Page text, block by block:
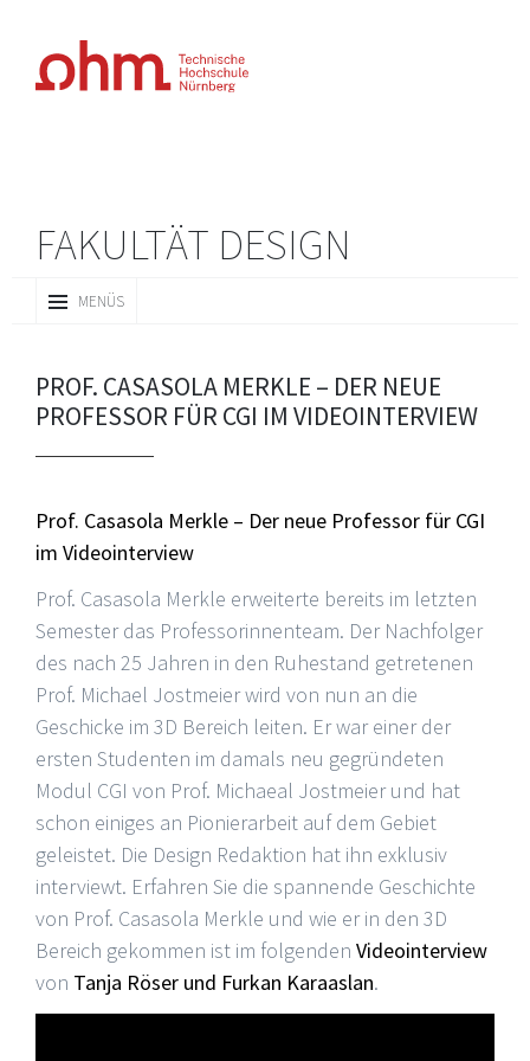
FAKULTÄT DESIGN
MENÜS
INHALT
PROF. CASASOLA MERKLE – DER NEUE
PROFESSOR FÜR CGI IM VIDEOINTERVIEW
Prof. Casasola Merkle – Der neue Professor für CGI
im Videointerview
Prof. Casasola Merkle erweiterte bereits im letzten
Semester das Professorinnenteam. Der Nachfolger
des nach 25 Jahren in den Ruhestand getretenen
Prof. Michael Jostmeier wird von nun an die
Geschicke im 3D Bereich leiten. Er war einer der
ersten Studenten im damals neu gegründeten
Modul CGI von Prof. Michaeal Jostmeier und hat
schon einiges an Pionierarbeit auf dem Gebiet
geleistet. Die Design Redaktion hat ihn exklusiv
interviewt. Erfahren Sie die spannende Geschichte
von Prof. Casasola Merkle und wie er in den 3D
Bereich gekommen ist im folgenden Videointerview
von Tanja Röser und Furkan Karaaslan.